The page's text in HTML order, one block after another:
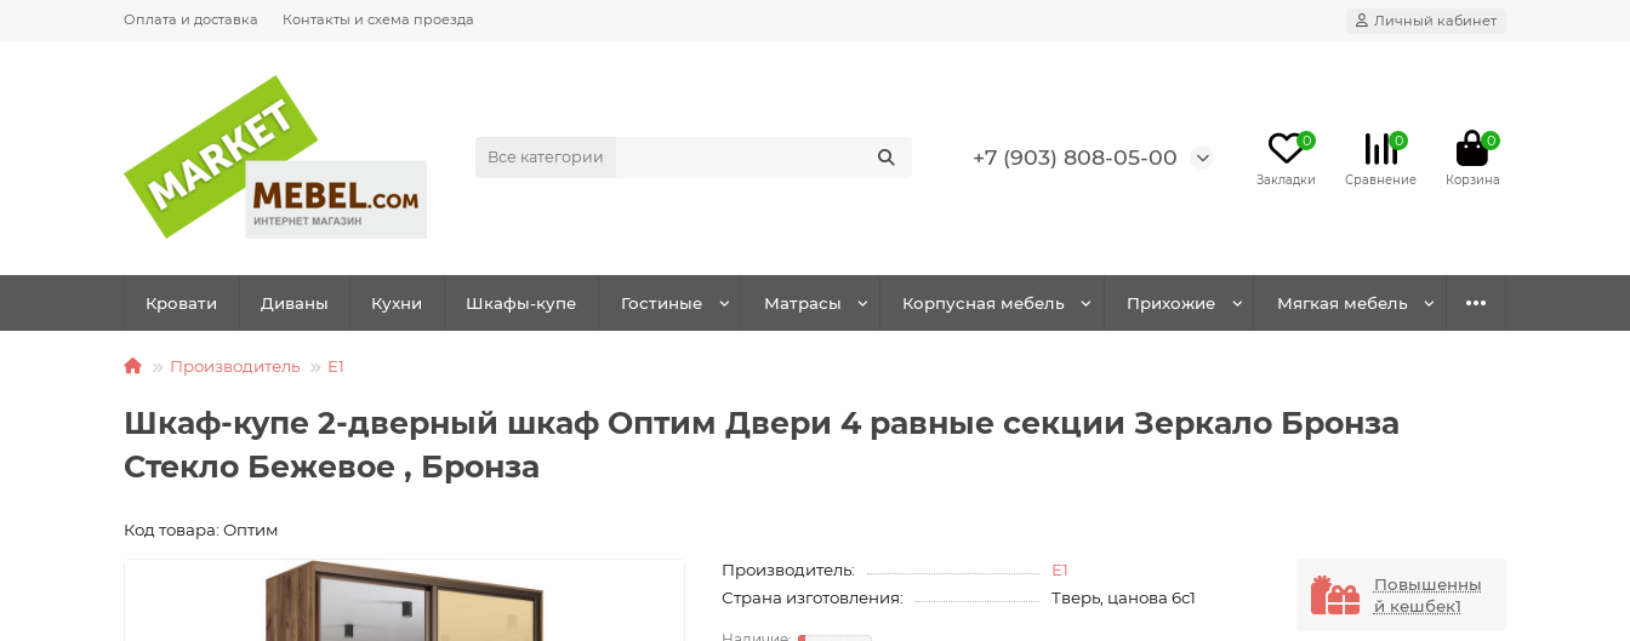
Оплата и доставка Контакты и схема проезда Личный кабинет
Все категории +7 (903) 808-05-00
0 0 0
Кровати Диваны Кухни Шкафы-купе Гостиные Матрасы Корпусная мебель Прихожие Мягкая мебель
Производитель E1
Шкаф-купе 2-дверный шкаф Оптим Двери 4 равные секции Зеркало Бронза
Стекло Бежевое , Бронза
Код товара: Оптим
Производитель:
E1
Страна изготовления:
Тверь, цанова 6с1
Повышенны
й кешбек1